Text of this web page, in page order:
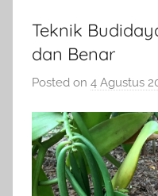
Teknik
dan Benar
Posted on 4 Agustus